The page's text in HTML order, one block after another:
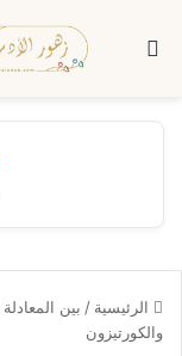
بحث عن
الرئيسية /
والكورتيزون